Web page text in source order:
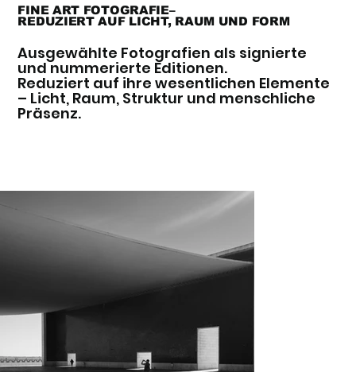
FINE ART FOTOGRAFIE–
REDUZIERT AUF LICHT, RAUM UND FORM
Ausgewählte Fotografien als signierte
und nummerierte Editionen.
Reduziert auf ihre wesentlichen Elemente
– Licht, Raum, Struktur und menschliche
Präsenz.